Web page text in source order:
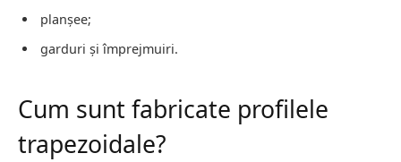
planșee;
garduri și împrejmuiri.
Cum sunt fabricate profilele
trapezoidale?